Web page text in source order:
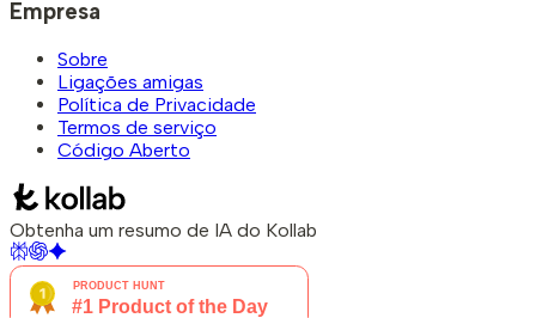
Empresa
Sobre
Ligações amigas
Política de Privacidade
Termos de serviço
Código Aberto
Obtenha um resumo de IA do Kollab